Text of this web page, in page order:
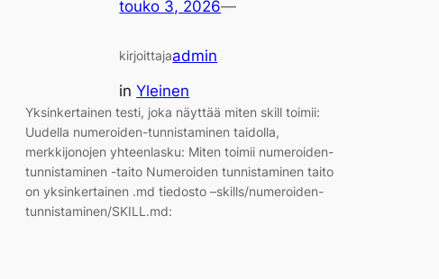
touko 3, 2026—
kirjoittajaadmin
inYleinen
Yksinkertainen testi, joka näyttää miten skill toimii:
Uudella numeroiden-tunnistaminen taidolla,
merkkijonojen yhteenlasku: Miten toimii numeroiden-
tunnistaminen -taito Numeroiden tunnistaminen taito
on yksinkertainen .md tiedosto –skills/numeroiden-
tunnistaminen/SKILL.md: